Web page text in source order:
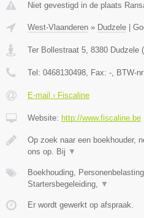
Niet gevestigd in de plaats
West-Vlaanderen » Dudzele
Ter Bollestraat 5, 8380 Dudzele (
Tel: 0468130498, Fax: -, BTW-
E-mail › Fiscaline
Website: http://www.fiscaline.be
Op zoek naar een boekhouder,
ons op. Bij ▼
Boekhouding,
Startersbegeleiding, ▼
Er wordt gewerkt op afspraak.